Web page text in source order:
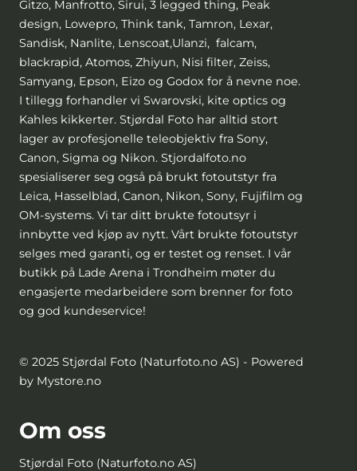
Gitzo, Manfrotto, Sirui, 3 legged thing, Peak
design, Lowepro, Think tank, Tamron, Lexar,
Sandisk, Nanlite, Lenscoat,Ulanzi, falcam,
blackrapid, Atomos, Zhiyun, Nisi filter, Zeiss,
Samyang, Epson, Eizo og Godox for å nevne noe.
I tillegg forhandler vi Swarovski, kite optics og
Kahles kikkerter. Stjørdal Foto har alltid stort
lager av profesjonelle teleobjektiv fra Sony,
Canon, Sigma og Nikon. Stjordalfoto.no
spesialiserer seg også på brukt fotoutstyr fra
Leica, Hasselblad, Canon, Nikon, Sony, Fujifilm og
OM-systems. Vi tar ditt brukte fotoutsyr i
innbytte ved kjøp av nytt. Vårt brukte fotoutstyr
selges med garanti, og er testet og renset. I vår
butikk på Lade Arena i Trondheim møter du
engasjerte medarbeidere som brenner for foto
og god kundeservice!
© 2025 Stjørdal Foto (Naturfoto.no AS) - Powered
by Mystore.no
Om oss
Stjørdal Foto (Naturfoto.no AS)